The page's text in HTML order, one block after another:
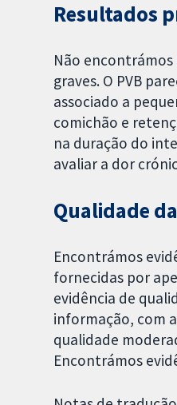
Resultados
Não encontrámos
graves. O PVB
associado a
comichão e
na duração do
avaliar a dor
Qualidade
Encontrámos
fornecidas por
evidência de
informação, com
qualidade
Encontrámos